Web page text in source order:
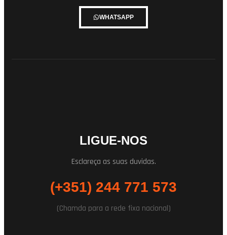
WHATSAPP
LIGUE-NOS
Esclareça as suas duvidas.
(+351) 244 771 573
(Chamda para a rede fixa nacional)